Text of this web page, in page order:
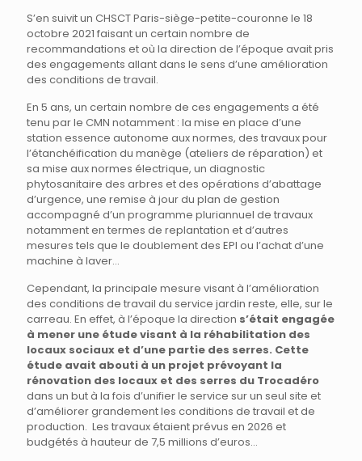
S’en suivit un CHSCT Paris-siège-petite-couronne le 18
octobre 2021 faisant un certain nombre de
recommandations et où la direction de l’époque avait pris
des engagements allant dans le sens d’une amélioration
des conditions de travail.
En 5 ans, un certain nombre de ces engagements a été
tenu par le CMN notamment : la mise en place d’une
station essence autonome aux normes, des travaux pour
l’étanchéification du manège (ateliers de réparation) et
sa mise aux normes électrique, un diagnostic
phytosanitaire des arbres et des opérations d’abattage
d’urgence, une remise à jour du plan de gestion
accompagné d’un programme pluriannuel de travaux
notamment en termes de replantation et d’autres
mesures tels que le doublement des EPI ou l’achat d’une
machine à laver…
Cependant, la principale mesure visant à l’amélioration
des conditions de travail du service jardin reste, elle, sur le
carreau. En effet, à l’époque la direction s’était engagée
à mener une étude visant à la réhabilitation des
locaux sociaux et d’une partie des serres. Cette
étude avait abouti à un projet prévoyant la
rénovation des locaux et des serres du Trocadéro
dans un but à la fois d’unifier le service sur un seul site et
d’améliorer grandement les conditions de travail et de
production. Les travaux étaient prévus en 2026 et
budgétés à hauteur de 7,5 millions d’euros…